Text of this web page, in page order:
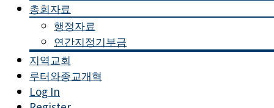
총회자료
행정자료
연간지정기부금
지역교회
루터와종교개혁
Log In